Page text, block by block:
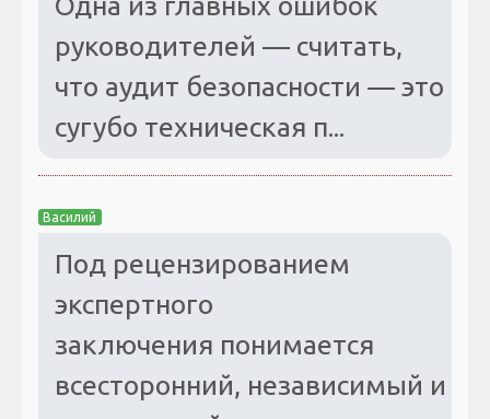
руководителей — считать,
что аудит безопасности — это
сугубо техническая п...
Василий
Под рецензированием
экспертного
заключения понимается
всесторонний, независимый и